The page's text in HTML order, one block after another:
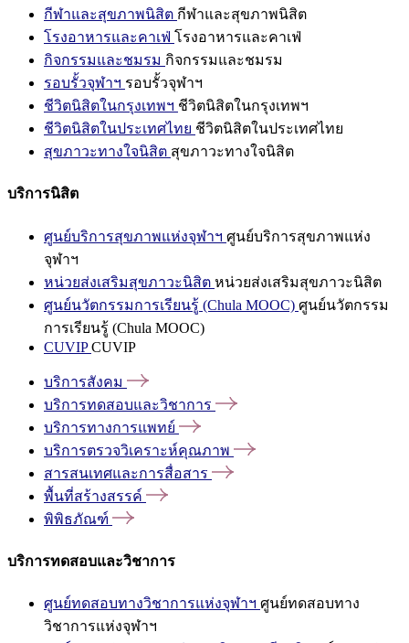
กีฬาและสุขภาพนิสิต กีฬาและสุขภาพนิสิต
โรงอาหารและคาเฟ่ โรงอาหารและคาเฟ่
กิจกรรมและชมรม กิจกรรมและชมรม
รอบรั้วจุฬาฯ รอบรั้วจุฬาฯ
ชีวิตนิสิตในกรุงเทพฯ ชีวิตนิสิตในกรุงเทพฯ
ชีวิตนิสิตในประเทศไทย ชีวิตนิสิตในประเทศไทย
สุขภาวะทางใจนิสิต สุขภาวะทางใจนิสิต
บริการนิสิต
ศูนย์บริการสุขภาพแห่งจุฬาฯ ศูนย์บริการสุขภาพแห่ง
จุฬาฯ
หน่วยส่งเสริมสุขภาวะนิสิต หน่วยส่งเสริมสุขภาวะนิสิต
ศูนย์นวัตกรรมการเรียนรู้ (Chula MOOC) ศูนย์นวัตกรรม
การเรียนรู้ (Chula MOOC)
CUVIPCUVIP
บริการสังคม
บริการทดสอบและวิชาการ
บริการทางการแพทย์
บริการตรวจวิเคราะห์คุณภาพ
สารสนเทศและการสื่อสาร
พื้นที่สร้างสรรค์
พิพิธภัณฑ์
บริการทดสอบและวิชาการ
ศูนย์ทดสอบทางวิชาการแห่งจุฬาฯ ศูนย์ทดสอบทาง
วิชาการแห่งจุฬาฯ